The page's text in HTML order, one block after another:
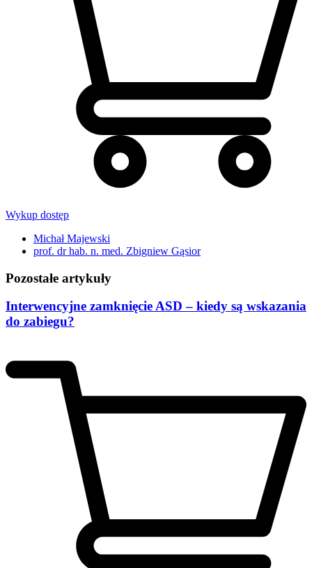
Wykup dostęp
Michał Majewski
prof. dr hab. n. med. Zbigniew Gąsior
Pozostałe artykuły
Interwencyjne zamknięcie ASD – kiedy są wskazania
do zabiegu?